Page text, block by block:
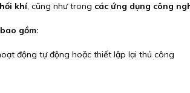
khí, cũng như trong các ứng dụng công
gồm:
động tự động hoặc thiết lập lại thủ công